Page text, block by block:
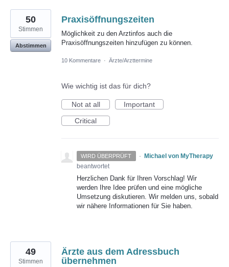
Praxisöffnungszeiten
Möglichkeit zu den Arztinfos auch die
Praxisöffnungszeiten hinzufügen zu können.
50
Stimmen
Abstimmen
10 Kommentare · Ärzte/Arzttermine
Wie wichtig ist das für dich?
Not at all
Important
Critical
WIRD ÜBERPRÜFT ·
Michael von MyTherapy
beantwortet
Herzlichen Dank für Ihren Vorschlag! Wir
werden Ihre Idee prüfen und eine mögliche
Umsetzung diskutieren. Wir melden uns, sobald
wir nähere Informationen für Sie haben.
Ärzte aus dem Adressbuch
übernehmen
49
Stimmen